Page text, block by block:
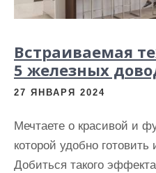
Встраиваемая
5 железных
27 ЯНВАРЯ 2024
Мечтаете о красивой и
которой удобно
Добиться такого